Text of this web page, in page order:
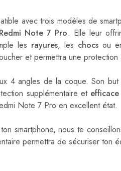
avec trois modèles de
Note 7 Pro. Elle leur
les rayures, les chocsou
et permettra une protection
4 angles de la coque. Son but
supplémentaire et efficace
Note 7 Pro en excellent état.
smartphone, nous te
permettra de sécuriser ton